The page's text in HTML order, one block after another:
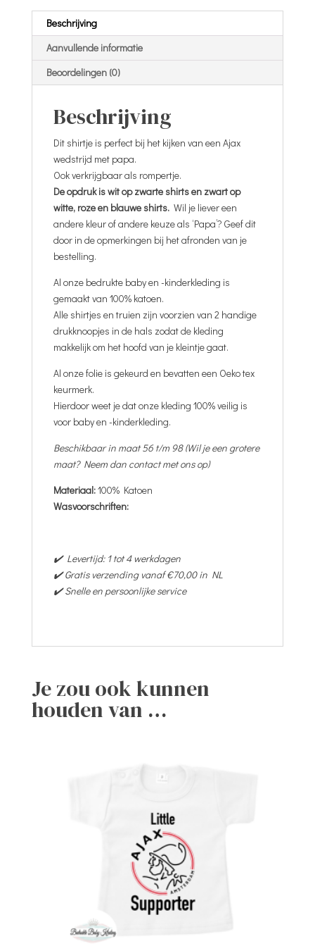
Beschrijving
Aanvullende informatie
Beoordelingen (0)
Beschrijving
Dit shirtje is perfect bij het kijken van een Ajax
wedstrijd met papa.
Ook verkrijgbaar als rompertje.
De opdruk is wit op zwarte shirts en zwart op
witte, roze en blauwe shirts.Wil je liever een
andere kleur of andere keuze als ‘Papa’? Geef dit
door in de opmerkingen bij het afronden van je
bestelling.
Al onze bedrukte baby en -kinderkleding is
gemaakt van 100% katoen.
Alle shirtjes en truien zijn voorzien van 2 handige
drukknoopjes in de hals zodat de kleding
makkelijk om het hoofd van je kleintje gaat.
Al onze folie is gekeurd en bevatten een Oeko tex
keurmerk.
Hierdoor weet je dat onze kleding 100% veilig is
voor baby en -kinderkleding.
Beschikbaar in maat 56 t/m 98 (Wil je een grotere
maat? Neem dan contact met ons op)
Materiaal:100% Katoen
Wasvoorschriften:
✔️ Levertijd: 1 tot 4 werkdagen
✔️ Gratis verzending vanaf €70,00 in NL
✔️ Snelle en persoonlijke service
Je zou ook kunnen
houden van …